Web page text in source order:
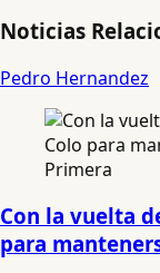
Noticias
Pedro Hernandez
Con la vuelta
para